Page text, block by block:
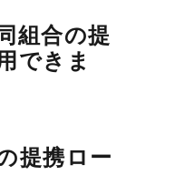
組合の提
できま
提携ロー